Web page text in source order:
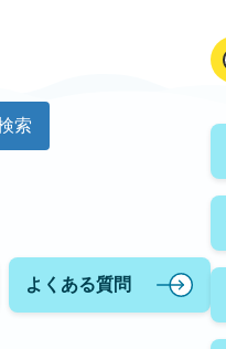
よくある質問